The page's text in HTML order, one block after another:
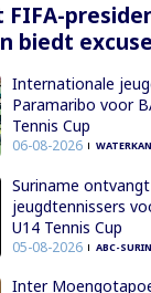
biedt
Internationale
Paramaribo voor
Tennis Cup
06-08-2026
Suriname
jeugdtennissers
U14 Tennis Cup
05-08-2026 ABC-
Inter